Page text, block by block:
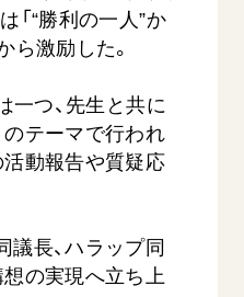
として生きた80年
動画
「“勝利の一人”か
ら激励した。
一つ、先生と共に
テーマで行われ
活動報告や質疑応
議長、ハラップ同
想の実現へ立ち上